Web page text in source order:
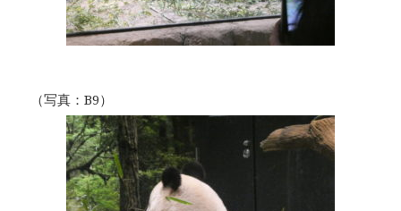
（写真：B9）